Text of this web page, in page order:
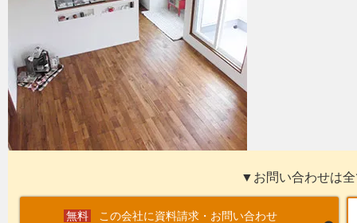
▼お問い合わせは
この会社に資料請求・お問い合わせ